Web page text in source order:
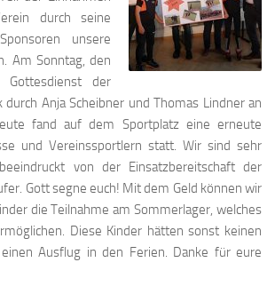
durch seine
unsere
Am Sonntag, den
der
durch Anja Scheibner und Thomas Lindner an
fand auf dem Sportplatz eine erneute
und Vereinssportlern statt. Wir sind sehr
von der Einsatzbereitschaft der
Gott segne euch! Mit dem Geld können wir
die Teilnahme am Sommerlager, welches
Diese Kinder hätten sonst keinen
Ausflug in den Ferien. Danke für eure